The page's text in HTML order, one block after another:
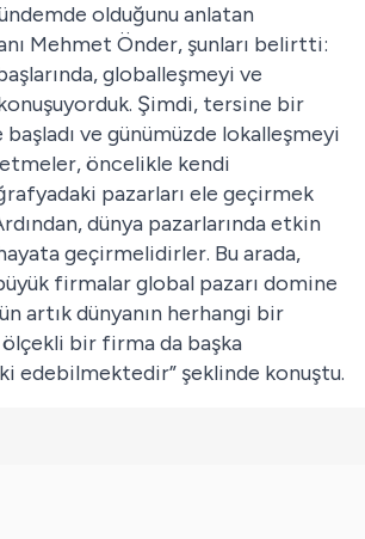
olduğunu anlatan
Mehmet Önder, şunları belirtti:
globalleşmeyi ve
Şimdi, tersine bir
ve günümüzde lokalleşmeyi
öncelikle kendi
pazarları ele geçirmek
dünya pazarlarında etkin
geçirmelidirler. Bu arada,
firmalar global pazarı domine
artık dünyanın herhangi bir
bir firma da başka
edebilmektedir” şeklinde konuştu.